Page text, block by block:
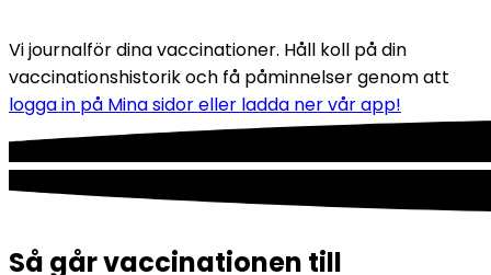
Vi journalför dina vaccinationer. Håll koll på din
logga in på Mina sidor eller ladda ner vår app!
Så går vaccinationen till